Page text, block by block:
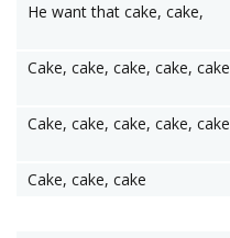
He want that cake, cake,
Cake, cake, cake, cake, cake
Cake, cake, cake, cake, cake
Cake, cake, cake